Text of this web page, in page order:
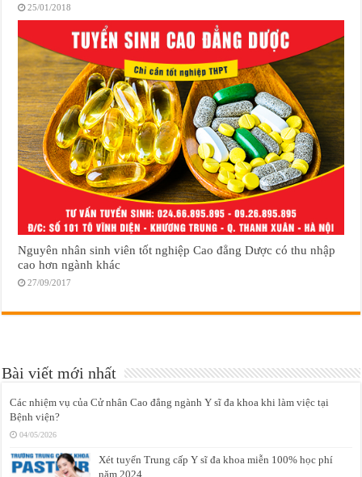
25/01/2018
Nguyên nhân sinh viên tốt nghiệp Cao đẳng Dược có thu nhập
cao hơn ngành khác
27/09/2017
Bài viết mới nhất
Các nhiệm vụ của Cử nhân Cao đẳng ngành Y sĩ đa khoa khi làm việc tại
Bệnh viện?
04/05/2026
Xét tuyển Trung cấp Y sĩ đa khoa miễn 100% học phí
năm 2024